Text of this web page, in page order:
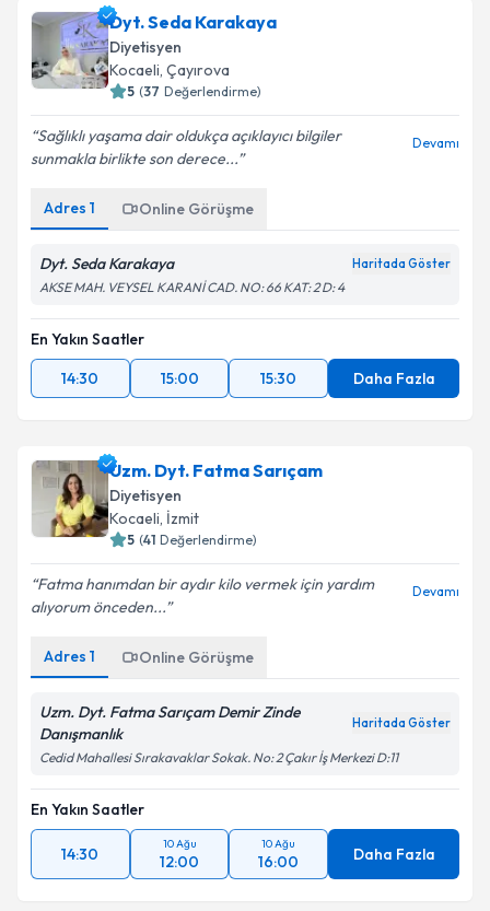
Dyt. Seda Karakaya
Diyetisyen
Kocaeli, Çayırova
5 (37 Değerlendirme)
Sağlıklı yaşama dair oldukça açıklayıcı bilgiler
sunmakla birlikte son derece...
Devamı
Adres 1 Online Görüşme
Dyt. Seda Karakaya Haritada Göster
AKSE MAH. VEYSEL KARANİ CAD. NO: 66 KAT: 2 D: 4
En Yakın Saatler
14:30
15:00 15:30 Daha Fazla
Uzm. Dyt. Fatma Sarıçam
Diyetisyen
Kocaeli, İzmit
5 (41 Değerlendirme)
Fatma hanımdan bir aydır kilo vermek için yardım
alıyorum önceden...
Devamı
Adres 1 Online Görüşme
Uzm. Dyt. Fatma Sarıçam Demir Zinde
Danışmanlık
Haritada Göster
Cedid Mahallesi Sırakavaklar Sokak. No: 2 Çakır İş Merkezi D:11
En Yakın Saatler
14:30
10 Ağu
12:00
10 Ağu
16:00 Daha Fazla